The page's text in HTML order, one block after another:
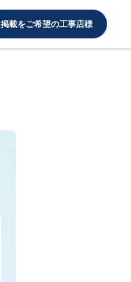
掲載をご希望の工事店様